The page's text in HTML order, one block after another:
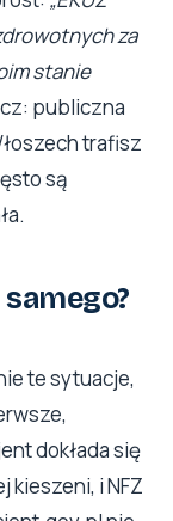
za
stanie
publiczna
trafisz
są
te sytuacje,
dokłada się
kieszeni, i NFZ